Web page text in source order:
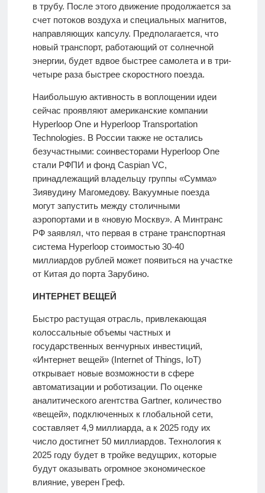
в трубу. После этого движение продолжается за
счет потоков воздуха и специальных магнитов,
направляющих капсулу. Предполагается, что
новый транспорт, работающий от солнечной
энергии, будет вдвое быстрее самолета и в три-
четыре раза быстрее скоростного поезда.
Наибольшую активность в воплощении идеи
сейчас проявляют американские компании
Hyperloop One и Hyperloop Transportation
Technologies. В России также не остались
безучастными: соинвесторами Hyperloop One
стали РФПИ и фонд Caspian VC,
принадлежащий владельцу группы «Сумма»
Зиявудину Магомедову. Вакуумные поезда
могут запустить между столичными
аэропортами и в «новую Москву». А Минтранс
РФ заявлял, что первая в стране транспортная
система Hyperloop стоимостью 30-40
миллиардов рублей может появиться на участке
от Китая до порта Зарубино.
ИНТЕРНЕТ ВЕЩЕЙ
Быстро растущая отрасль, привлекающая
колоссальные объемы частных и
государственных венчурных инвестиций,
«Интернет вещей» (Internet of Things, IoT)
открывает новые возможности в сфере
автоматизации и роботизации. По оценке
аналитического агентства Gartner, количество
«вещей», подключенных к глобальной сети,
составляет 4,9 миллиарда, а к 2025 году их
число достигнет 50 миллиардов. Технология к
2025 году будет в тройке ведущрих, которые
будут оказывать огромное экономическое
влияние, уверен Греф.